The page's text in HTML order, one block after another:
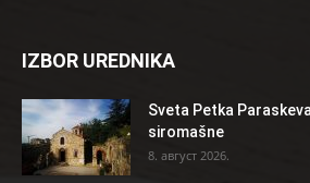
IZBOR UREDNIKA
Sveta Petka
siromašne
8. август 2026.